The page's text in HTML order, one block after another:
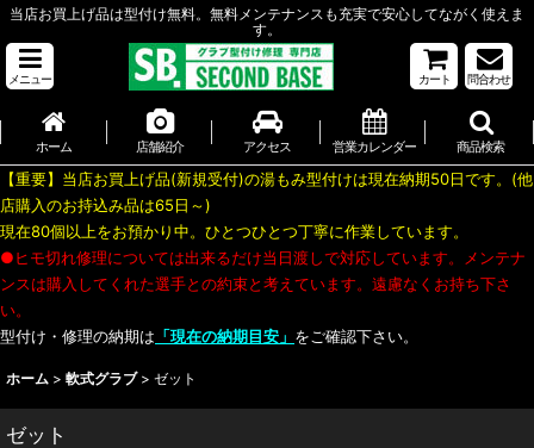
当店お買上げ品は型付け無料。無料メンテナンスも充実で安心してながく使えま
す。
メニュー カート 問合わせ
ホーム 店舗紹介 アクセス 営業カレンダー 商品検索
【重要】当店お買上げ品(新規受付)の湯もみ型付けは現在納期50日です。(他
店購入のお持込み品は65日～)
現在80個以上をお預かり中。ひとつひとつ丁寧に作業しています。
●ヒモ切れ修理については出来るだけ当日渡しで対応しています。メンテナ
ンスは購入してくれた選手との約束と考えています。遠慮なくお持ち下さ
い。
型付け・修理の納期は 「現在の納期目安」 をご確認下さい。
ホーム > 軟式グラブ > ゼット
ゼット